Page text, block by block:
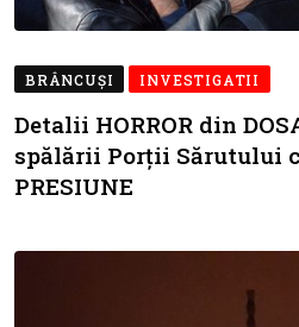
BRÂNCUŞI INVESTIGATII
Detalii HORROR din
spălării Porții Sărutului
PRESIUNE